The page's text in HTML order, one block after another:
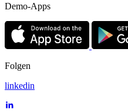
Demo-Apps
Folgen
linkedin